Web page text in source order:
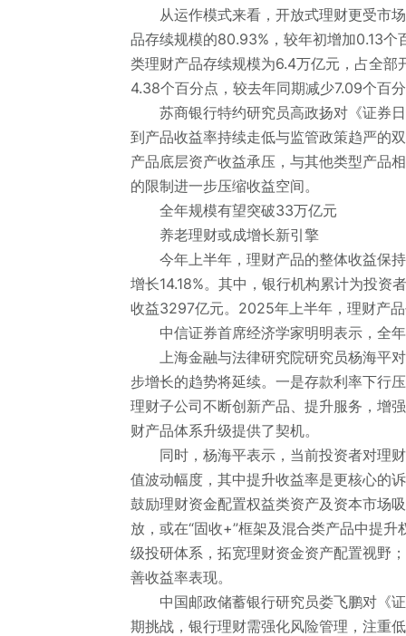
从运作模式来看，开放式理财更受市场
品存续规模的80.93%，较年初增加0.13个
类理财产品存续规模为6.4万亿元，占全
4.38个百分点，较去年同期减少7.09个百
苏商银行特约研究员高政扬对《证券日
到产品收益率持续走低与监管政策趋严的
产品底层资产收益承压，与其他类型产品
的限制进一步压缩收益空间。
全年规模有望突破33万亿元
养老理财或成增长新引擎
今年上半年，理财产品的整体收益保持
增长14.18%。其中，银行机构累计为投资
收益3297亿元。2025年上半年，理财产
中信证券首席经济学家明明表示，全
上海金融与法律研究院研究员杨海平对
步增长的趋势将延续。一是存款利率下行
理财子公司不断创新产品、提升服务，增
财产品体系升级提供了契机。
同时，杨海平表示，当前投资者对理财
值波动幅度，其中提升收益率是更核心的
鼓励理财资金配置权益类资产及资本市场
放，或在“固收+”框架及混合类产品中提
级投研体系，拓宽理财资金资产配置视野
善收益率表现。
中国邮政储蓄银行研究员娄飞鹏对《证
期挑战，银行理财需强化风险管理，注重